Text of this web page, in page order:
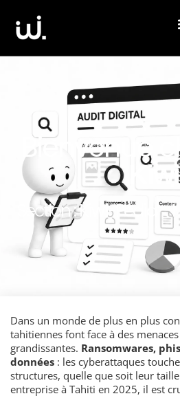
Bienvenue
Kiwi
Section :Kiwi-Pédia -
Dans un monde de plus en plus
tahitiennes font face à des
grandissantes. Ransomwares,
données : les cyberattaques
structures, quelle que soit leur
entreprise à Tahiti en 2025, il est